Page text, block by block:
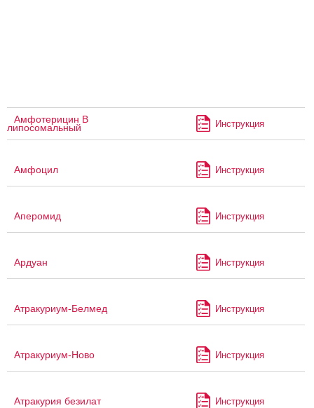
Амфотерицин В
липосомальный Инструкция
Амфоцил Инструкция
Аперомид Инструкция
Ардуан Инструкция
Атракуриум-Белмед Инструкция
Атракуриум-Ново Инструкция
Атракурия безилат Инструкция